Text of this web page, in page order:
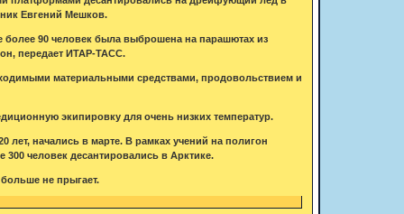
Евгений Мешков.
более 90 человек была выброшена на парашютах из
передает ИТАР-ТАСС.
материальными средствами, продовольствием и
экипировку для очень низких температур.
начались в марте. В рамках учений на полигон
человек десантировались в Арктике.
не прыгает.